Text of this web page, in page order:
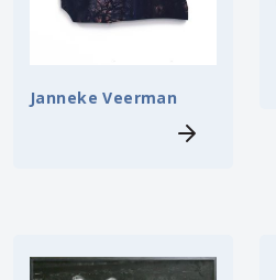
Janneke Veerman